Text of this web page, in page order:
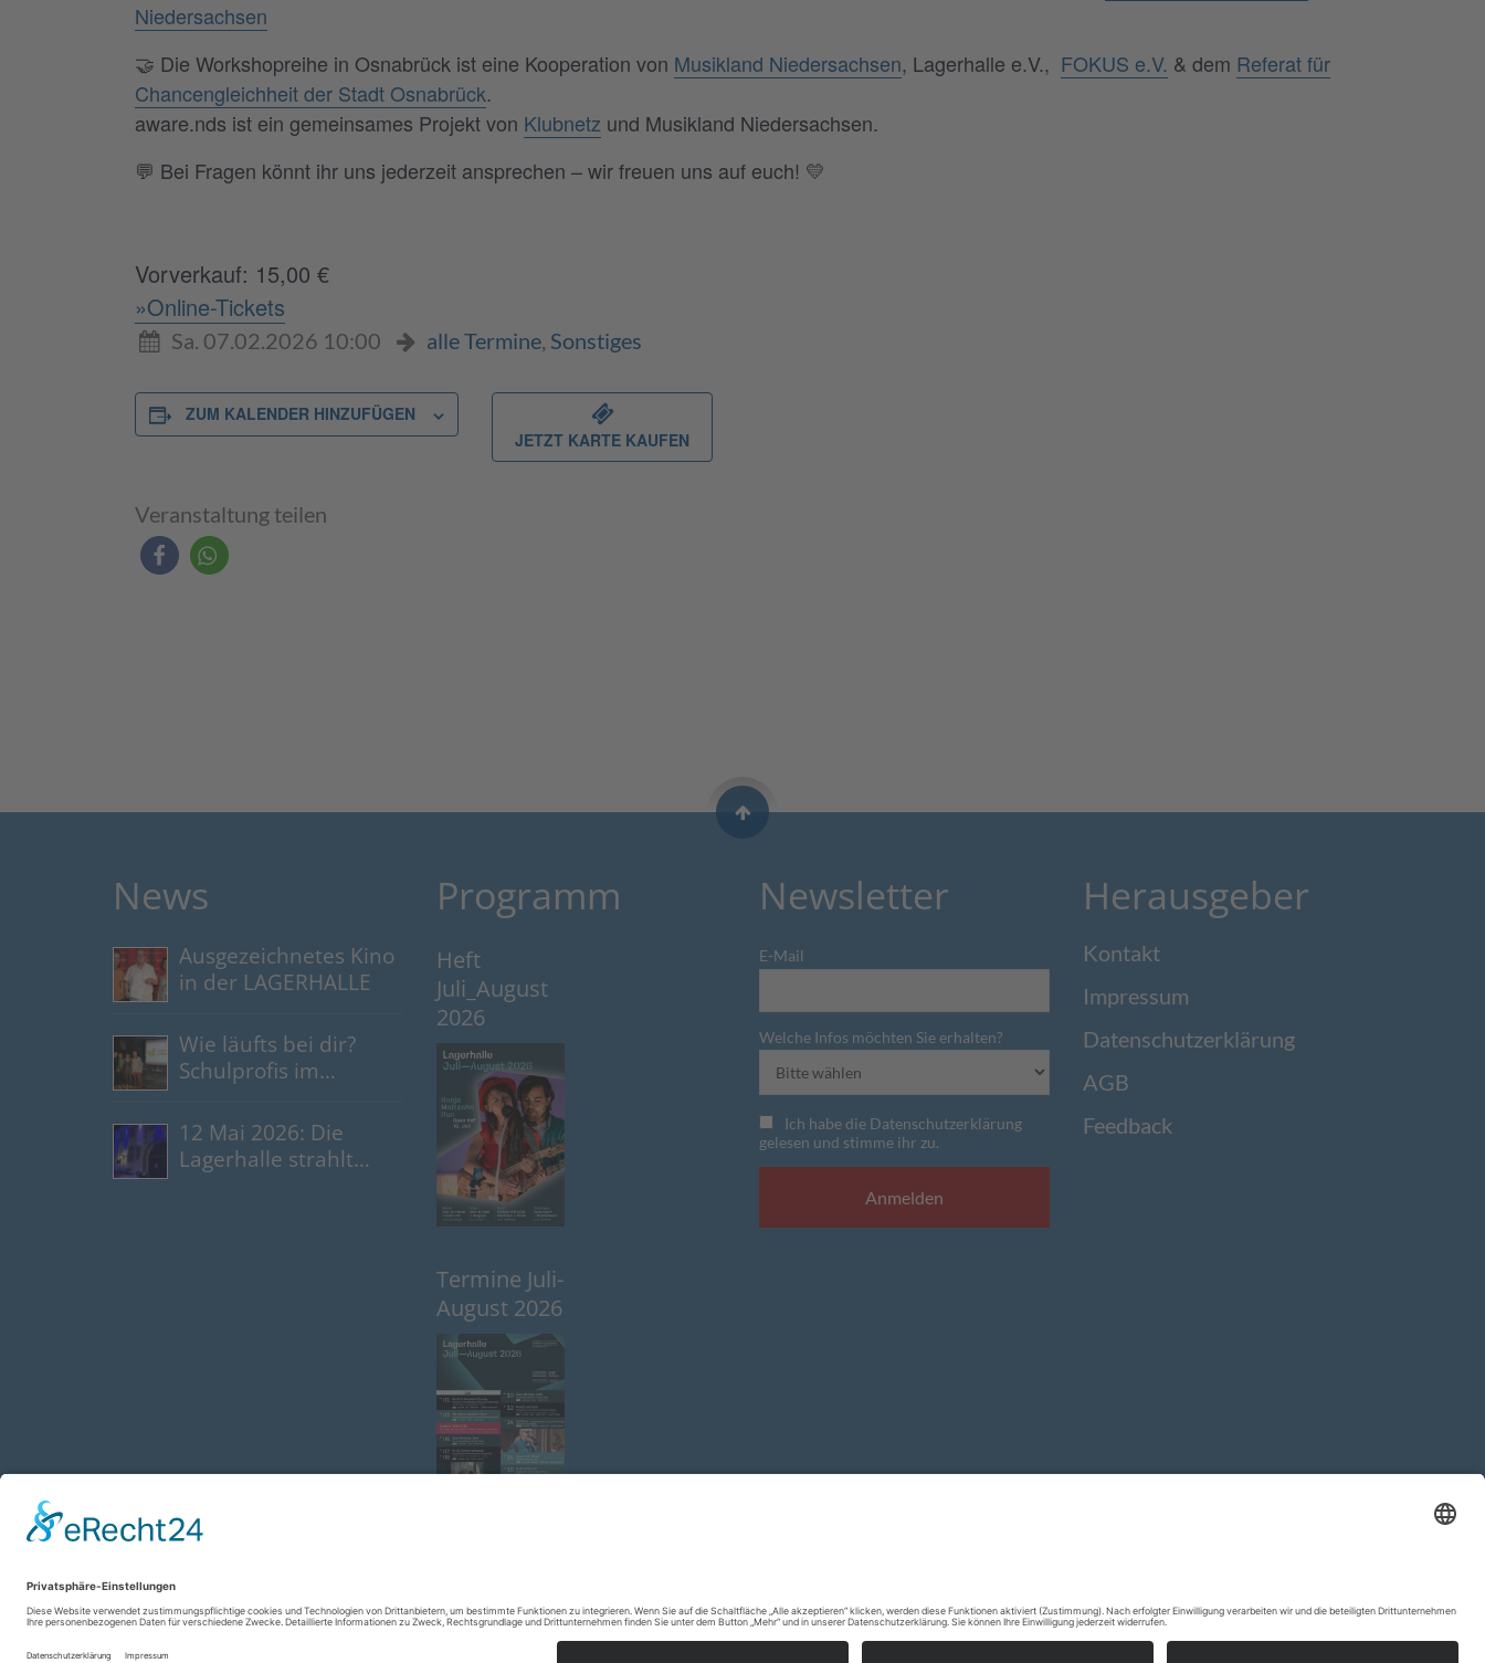
Niedersachsen
🤝 Die Workshopreihe in Osnabrück ist eine Kooperation von Musikland Niedersachsen, Lagerhalle e.V., FOKUS e.V. & dem Referat für
Chancengleichheit der Stadt Osnabrück.
aware.nds ist ein gemeinsames Projekt von Klubnetz und Musikland Niedersachsen.
💬 Bei Fragen könnt ihr uns jederzeit ansprechen – wir freuen uns auf euch! 💛
Vorverkauf: 15,00 €
»Online-Tickets
Sa. 07.02.2026 10:00 alle Termine, Sonstiges
ZUM KALENDER HINZUFÜGEN
JETZT KARTE KAUFEN
Veranstaltung teilen
News
Ausgezeichnetes Kino
in der LAGERHALLE
Wie läufts bei dir?
Schulprofis im
12 Mai 2026: Die
Lagerhalle strahlt
Programm
Heft
Juli_August
2026
Termine Juli-
August 2026
Newsletter
E-Mail
Welche Infos möchten Sie erhalten?
Ich habe die Datenschutzerklärung
gelesen und stimme ihr zu.
Herausgeber
Kontakt
Impressum
Datenschutzerklärung
AGB
Feedback